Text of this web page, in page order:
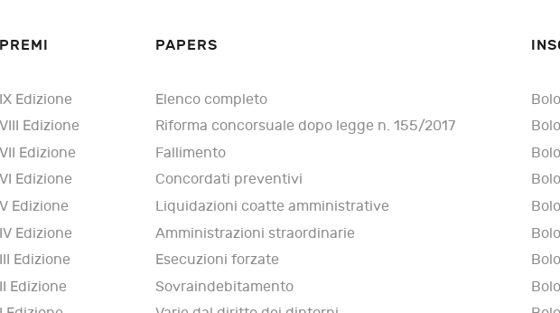
PREMI
IX Edizione
VIII Edizione
VII Edizione
VI Edizione
V Edizione
IV Edizione
III Edizione
II Edizione
PAPERS
Elenco completo
Riforma concorsuale dopo legge n. 155/2017
Fallimento
Concordati preventivi
Liquidazioni coatte amministrative
Amministrazioni straordinarie
Esecuzioni forzate
Sovraindebitamento